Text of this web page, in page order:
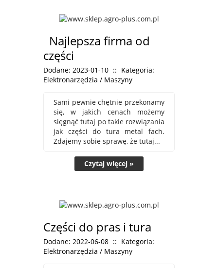
Najlepsza firma od
części
Dodane: 2023-01-10 :: Kategoria:
Elektronarzędzia / Maszyny
Sami pewnie chętnie przekonamy
się, w jakich cenach możemy
sięgnąć tutaj po takie rozwiązania
jak części do tura metal fach.
Zdajemy sobie sprawę, że tutaj...
Czytaj więcej »
Części do pras i tura
Dodane: 2022-06-08 :: Kategoria:
Elektronarzędzia / Maszyny